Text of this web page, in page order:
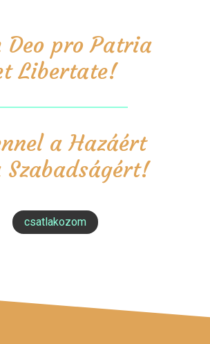
Deo pro Patria
Libertate!
a Hazáért
Szabadságért!
csatlakozom